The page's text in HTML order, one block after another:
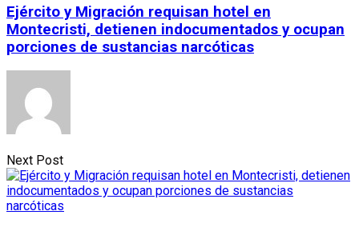
Ejército y Migración requisan hotel en
Montecristi, detienen indocumentados y ocupan
porciones de sustancias narcóticas
Next Post